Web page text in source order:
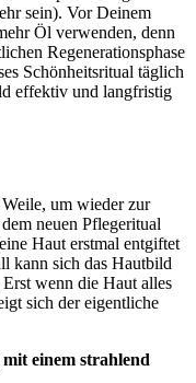
sein). Vor Deinem
Öl verwenden, denn
Regenerationsphase
Schönheitsritual täglich
effektiv und langfristig
um wieder zur
neuen Pflegeritual
Haut erstmal entgiftet
kann sich das Hautbild
wenn die Haut alles
sich der eigentliche
einem strahlend